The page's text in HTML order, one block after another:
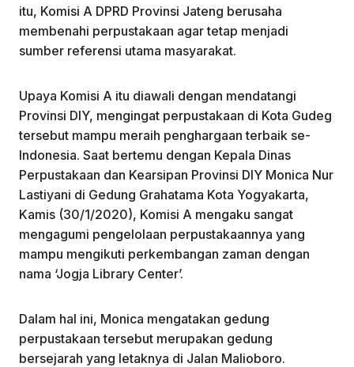
itu, Komisi A DPRD Provinsi Jateng berusaha
membenahi perpustakaan agar tetap menjadi
sumber referensi utama masyarakat.
Upaya Komisi A itu diawali dengan mendatangi
Provinsi DIY, mengingat perpustakaan di Kota Gudeg
tersebut mampu meraih penghargaan terbaik se-
Indonesia. Saat bertemu dengan Kepala Dinas
Perpustakaan dan Kearsipan Provinsi DIY Monica Nur
Lastiyani di Gedung Grahatama Kota Yogyakarta,
Kamis (30/1/2020), Komisi A mengaku sangat
mengagumi pengelolaan perpustakaannya yang
mampu mengikuti perkembangan zaman dengan
nama ‘Jogja Library Center’.
Dalam hal ini, Monica mengatakan gedung
perpustakaan tersebut merupakan gedung
bersejarah yang letaknya di Jalan Malioboro.